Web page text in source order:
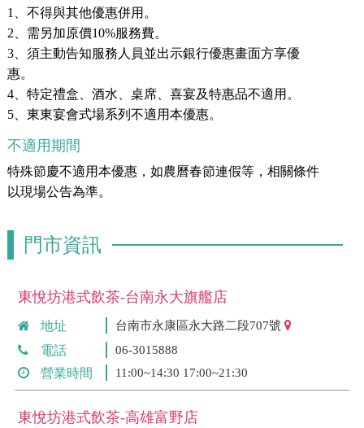
1、不得與其他優惠併用。
2、需另加原價10%服務費。
3、須主動告知服務人員並出示銀行優惠畫面方享優
惠。
4、特定禮盒、酒水、桌席、喜宴及特惠品不適用。
5、東東宴會式場系列不適用本優惠。
不適用期間
特殊節慶不適用本優惠，如農曆春節連假等，相關條件
以現場公告為準。
門市資訊
東悅坊港式飲茶-台南永大旗艦店
地址 台南市永康區永大路二段707號
電話 06-3015888
營業時間 11:00~14:30 17:00~21:30
東悅坊港式飲茶-高雄富野店